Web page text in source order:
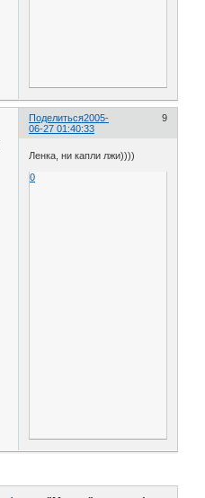
Поделиться 9
2005-
06-27 01:40:33
Ленка, ни капли лжи))))
0